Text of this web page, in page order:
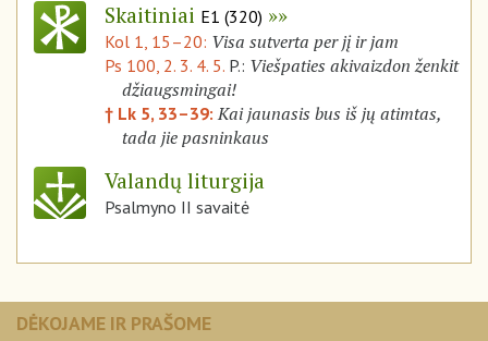
Skaitiniai E1 (320)
Kol 1, 15–20: Visa sutverta per jį ir jam
Ps 100, 2. 3. 4. 5. P.: Viešpaties akivaizdon ženkit
džiaugsmingai!
† Lk 5, 33–39:Kai jaunasis bus iš jų atimtas,
tada jie pasninkaus
Valandų liturgija
Psalmyno II savaitė
DĖKOJAME IR PRAŠOME